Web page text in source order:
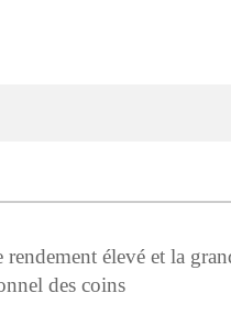
élevé et la
des coins